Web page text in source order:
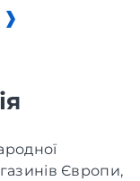
Європи,